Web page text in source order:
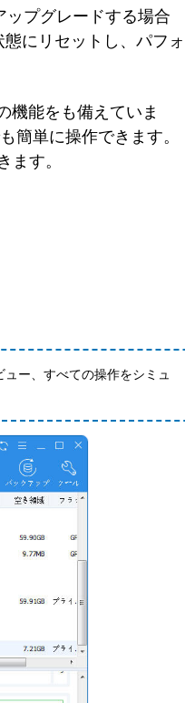
ップグレードする場合
態にリセットし、パフォ
機能をも備えていま
簡単に操作できます。
す。
ー、すべての操作をシミュ